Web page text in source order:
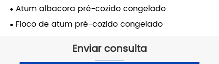
Atum albacora pré-cozido congelado
Floco de atum pré-cozido congelado
Enviar consulta